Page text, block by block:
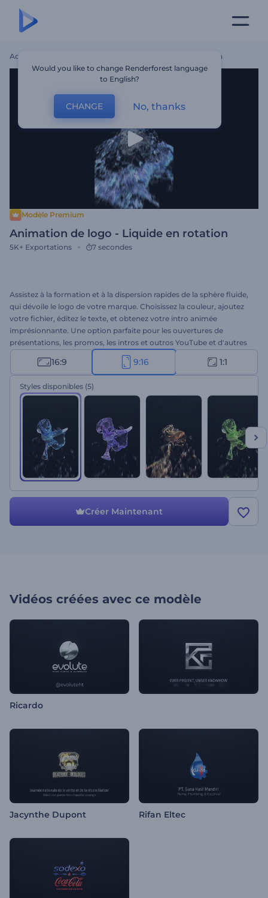
Accueil Animation De Logo - Liquide En Rotation
Modèle Premium
Animation de logo - Liquide en rotation
5K+ Exportations 7 secondes
Assistez à la formation et à la dispersion rapides de la sphère fluide,
qui dévoile le logo de votre marque. Choisissez la couleur, ajoutez
votre fichier, éditez le texte, et obtenez votre intro animée
imprésionnante. Une option parfaite pour les ouvertures de
présentations, les promos, les intros et outros YouTube et d'autres
projets. À vous d'essayer !
16:9 9:16 1:1
Styles disponibles (5)
Créer Maintenant
Vidéos créées avec ce modèle
Ricardo
Jacynthe Dupont Rifan Eltec
Would you like to change Renderforest language
to English?
CHANGE No, thanks